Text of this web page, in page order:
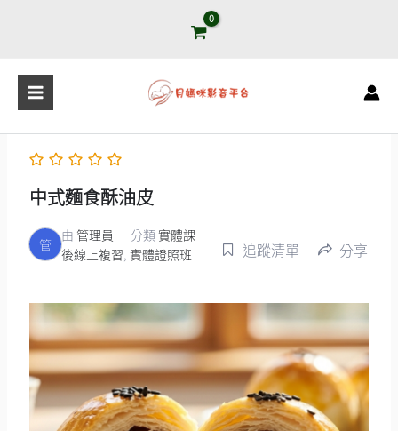
容
中式麵食酥油皮
管
由 管理員 分類實體課
後線上複習, 實體證照班 追蹤清單 分享